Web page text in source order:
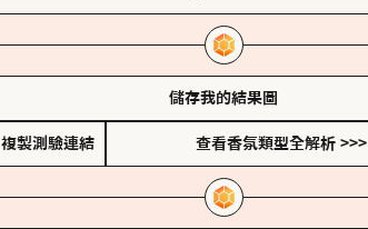
儲存我的結果圖
複製測驗連結 查看香氛類型全解析 >>>